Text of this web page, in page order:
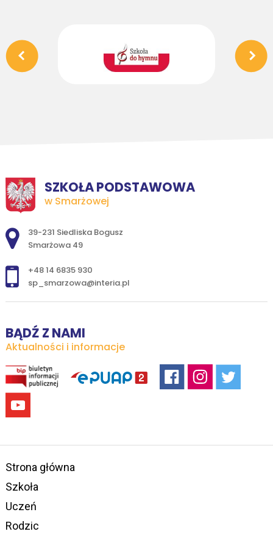
SZKOŁA PODSTAWOWA
w Smarżowej
Adres pocztowy:
39-231 Siedliska Bogusz
Smarżowa 49
+48 14 6835 930
sp_smarzowa@interia.pl
BĄDŹ Z NAMI
Aktualności i informacje
Strona główna
Szkoła
Uczeń
Rodzic